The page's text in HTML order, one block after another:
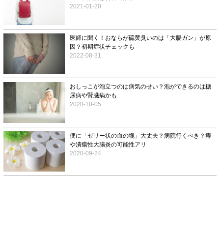
2021-01-20
医師に聞く！おならが硫黄臭いのは「大腸ガン」が原
因？初期症状チェックも
2022-08-31
おしっこが泡立つのは病気のせい？泡ができるのは糖
尿病や腎臓病かも
2020-10-05
便に「ゼリー状の血の塊」大丈夫？病院行くべき？痔
や潰瘍性大腸炎の可能性アリ
2020-09-24